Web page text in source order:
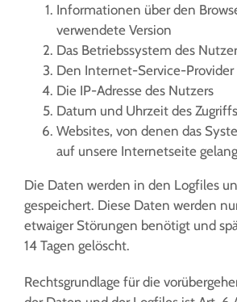
Informationen über den
verwendete Version
Das Betriebssystem des
Den Internet-Service-Provider
Die IP-Adresse des Nutzers
Datum und Uhrzeit des Zugriffs
Websites, von denen das
auf unsere Internetseite
Die Daten werden in den Logfiles
gespeichert. Diese Daten werden
etwaiger Störungen benötigt und
14 Tagen gelöscht.
Rechtsgrundlage für die